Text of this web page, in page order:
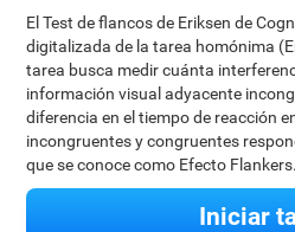
El Test de flancos de Eriksen de
digitalizada de la tarea homónima
tarea busca medir cuánta
información visual adyacente
diferencia en el tiempo de reacción
incongruentes y congruentes
que se conoce como Efecto
Iniciar